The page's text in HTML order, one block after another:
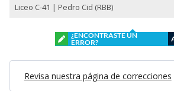
Liceo C-41 | Pedro Cid (RBB)
¿ENCONTRASTE UN
ERROR?
Revisa nuestra página de correcciones